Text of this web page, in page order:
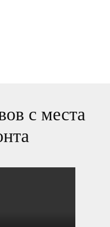
с места